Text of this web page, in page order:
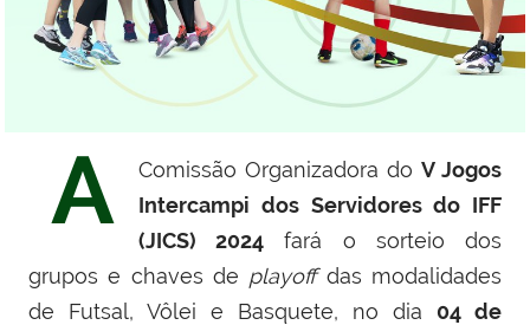
A Comissão Organizadora do V Jogos
Intercampi dos Servidores do IFF
(JICS) 2024 fará o sorteio dos
grupos e chaves de playoffdas modalidades
de Futsal, Vôlei e Basquete, no dia 04 de